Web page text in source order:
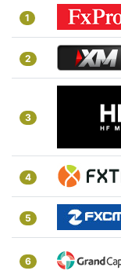
1
2
3
4
5
6